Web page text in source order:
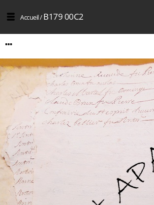
Accueil/B179 00C2